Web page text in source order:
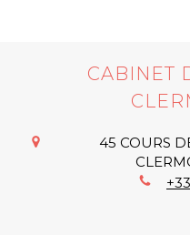
CABINET
45 COURS